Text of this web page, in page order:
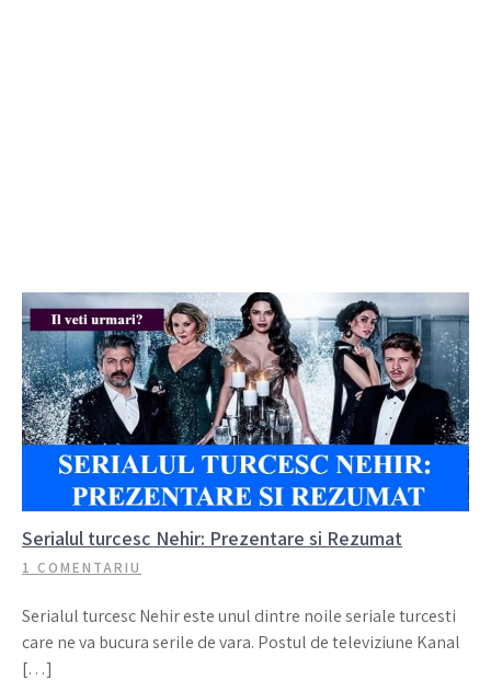
Serialul turcesc Nehir: Prezentare si Rezumat
1 COMENTARIU
Serialul turcesc Nehir este unul dintre noile seriale turcesti
care ne va bucura serile de vara. Postul de televiziune Kanal
[…]